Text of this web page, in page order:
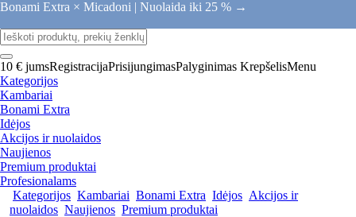
Bonami Extra × Micadoni | Nuolaida iki 25 % →
10 € jumsRegistracijaPrisijungimasPalyginimas KrepšelisMenu
Kategorijos
Kambariai
Bonami Extra
Idėjos
Akcijos ir nuolaidos
Naujienos
Premium produktai
Profesionalams
Kategorijos Kambariai Bonami Extra Idėjos Akcijos ir
nuolaidos Naujienos Premium produktai